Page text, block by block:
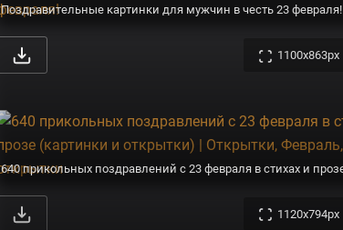
Поздравительные картинки для мужчин в честь 23 февраля!
1100x863px
1120x794px